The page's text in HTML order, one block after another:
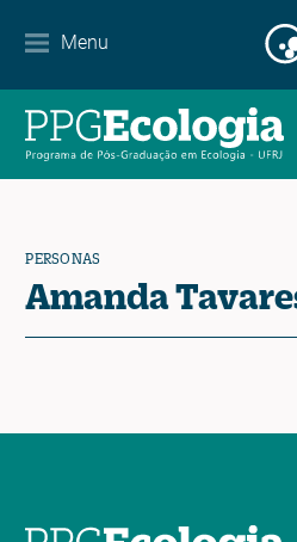
Menu
PERSONAS
Amanda